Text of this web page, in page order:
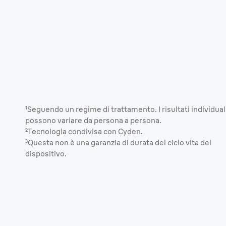
¹Seguendo un regime di trattamento. I risultati
possono variare da persona a persona.
²Tecnologia condivisa con Cyden.
³Questa non è una garanzia di durata del ciclo vita del
dispositivo.